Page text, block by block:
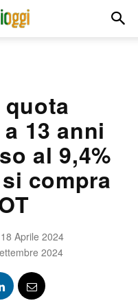
13 anni
al 9,4%
compra
18 Aprile 2024
2024